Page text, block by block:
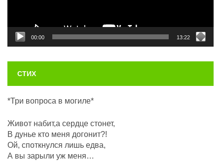
00:00 13:22
СТИХ
*Три вопроса в могиле*
Живот набит,а сердце стонет,
В дунье кто меня догонит?!
Ой, споткнулся лишь едва,
А вы зарыли уж меня…